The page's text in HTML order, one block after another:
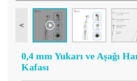
<
0,4 mm Yukarı ve Aşağı
Kafası